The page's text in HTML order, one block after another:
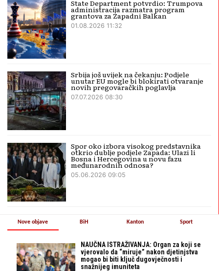
State Department potvrdio: Trumpova
administracija razmatra program
grantova za Zapadni Balkan
01.08.2026 11:32
Srbija još uvijek na čekanju: Podjele
unutar EU mogle bi blokirati otvaranje
novih pregovaračkih poglavlja
07.07.2026 08:30
Spor oko izbora visokog predstavnika
otkrio dublje podjele Zapada: Ulazi li
Bosna i Hercegovina u novu fazu
međunarodnih odnosa?
05.06.2026 09:05
Nove objave
NAUČNA ISTRAŽIVANJA: Organ za koji se
vjerovalo da “miruje” nakon djetinjstva
mogao bi biti ključ dugovječnosti i
snažnijeg imuniteta
BiH Kanton Sport